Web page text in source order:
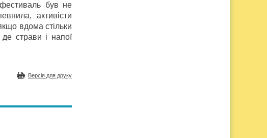
фестиваль був не
активісти
вдома стільки
страви і напої
Версія для друку